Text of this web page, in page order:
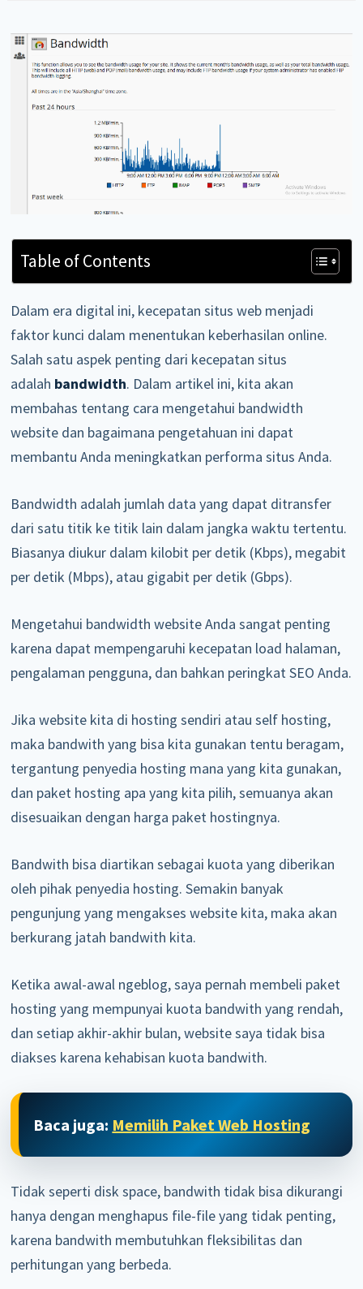
Table of Contents
Dalam era digital ini, kecepatan situs web menjadi
faktor kunci dalam menentukan keberhasilan online.
Salah satu aspek penting dari kecepatan situs
adalah bandwidth. Dalam artikel ini, kita akan
membahas tentang cara mengetahui bandwidth
website dan bagaimana pengetahuan ini dapat
membantu Anda meningkatkan performa situs Anda.
Bandwidth adalah jumlah data yang dapat ditransfer
dari satu titik ke titik lain dalam jangka waktu tertentu.
Biasanya diukur dalam kilobit per detik (Kbps), megabit
per detik (Mbps), atau gigabit per detik (Gbps).
Mengetahui bandwidth website Anda sangat penting
karena dapat mempengaruhi kecepatan load halaman,
pengalaman pengguna, dan bahkan peringkat SEO Anda.
Jika website kita di hosting sendiri atau self hosting,
maka bandwith yang bisa kita gunakan tentu beragam,
tergantung penyedia hosting mana yang kita gunakan,
dan paket hosting apa yang kita pilih, semuanya akan
disesuaikan dengan harga paket hostingnya.
Bandwith bisa diartikan sebagai kuota yang diberikan
oleh pihak penyedia hosting. Semakin banyak
pengunjung yang mengakses website kita, maka akan
berkurang jatah bandwith kita.
Ketika awal-awal ngeblog, saya pernah membeli paket
hosting yang mempunyai kuota bandwith yang rendah,
dan setiap akhir-akhir bulan, website saya tidak bisa
diakses karena kehabisan kuota bandwith.
Baca juga: Memilih Paket Web Hosting
Tidak seperti disk space, bandwith tidak bisa dikurangi
hanya dengan menghapus file-file yang tidak penting,
karena bandwith membutuhkan fleksibilitas dan
perhitungan yang berbeda.